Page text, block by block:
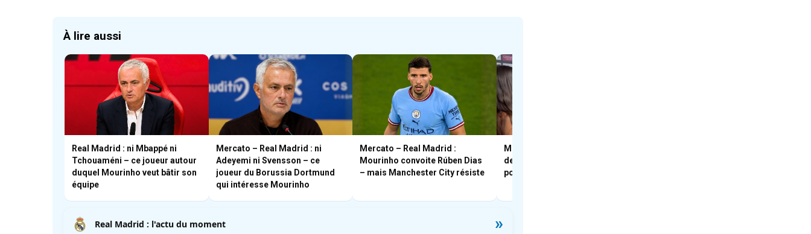
À lire aussi
Real Madrid : ni Mbappé ni
Tchouaméni – ce joueur autour
duquel Mourinho veut bâtir son
équipe
Mercato – Real Madrid : ni
Adeyemi ni Svensson – ce
joueur du Borussia Dortmund
qui intéresse Mourinho
Mercato – Real Madrid :
Mourinho convoite Rúben Dias
– mais Manchester City résiste
Mercato – Real Madrid : la
destination la plus probable
pour Gonzalo García
Real Madrid : l'actu du moment »